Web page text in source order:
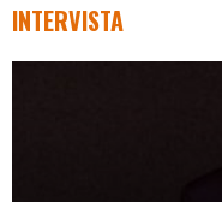
INTERVISTA